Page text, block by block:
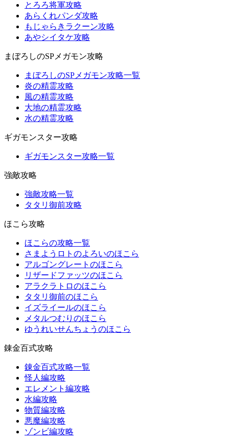
とろろ将軍攻略
あらくれパンダ攻略
もじゃらきラクーン攻略
あやシイタケ攻略
まぼろしのSPメガモン攻略
まぼろしのSPメガモン攻略一覧
炎の精霊攻略
風の精霊攻略
大地の精霊攻略
水の精霊攻略
ギガモンスター攻略
ギガモンスター攻略一覧
強敵攻略
強敵攻略一覧
タタリ御前攻略
ほこら攻略
ほこらの攻略一覧
さまようロトのよろいのほこら
アルゴングレートのほこら
リザードファッツのほこら
アラクラトロのほこら
タタリ御前のほこら
イズライールのほこら
メタルつむりのほこら
ゆうれいせんちょうのほこら
錬金百式攻略
錬金百式攻略一覧
怪人編攻略
エレメント編攻略
水編攻略
物質編攻略
悪魔編攻略
ゾンビ編攻略